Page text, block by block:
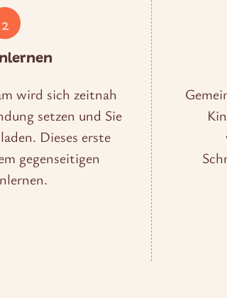
2
wird sich zeitnah
setzen und Sie
Dieses erste
gegenseitigen